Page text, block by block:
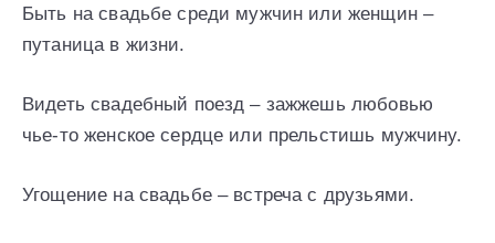
Быть на свадьбе среди мужчин или женщин –
путаница в жизни.
Видеть свадебный поезд – зажжешь любовью
чье-то женское сердце или прельстишь мужчину.
Угощение на свадьбе – встреча с друзьями.